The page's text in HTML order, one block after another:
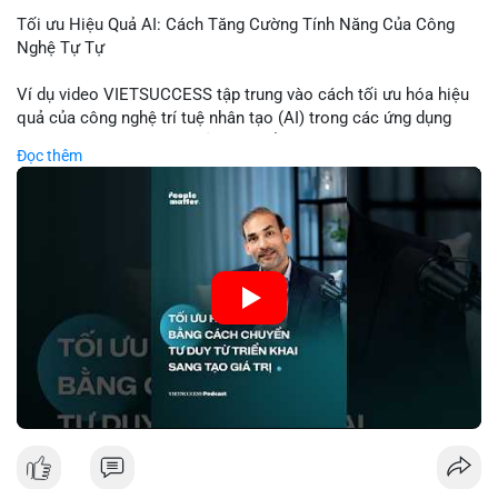
Tối ưu Hiệu Quả AI: Cách Tăng Cường Tính Năng Của Công
Nghệ Tự Tự
Ví dụ video VIETSUCCESS tập trung vào cách tối ưu hóa hiệu
quả của công nghệ trí tuệ nhân tạo (AI) trong các ứng dụng
đoán xu hướng thị trường, và tự động hóa quy trình trong lĩnh
vực tài chính và crypto. Bài đăng nhấn mạnh vai trò của AI
trong việc giảm thiểu sai lầm, tăng tốc độ xử lý, và hỗ trợ quyết
định dựa trên dữ liệu. Điều này đặc biệt quan trọng trong thời
kỳ phát triển nhanh chóng của ngành crypto, nơi tính chính xác
và tốc độ là yếu tố quyết định.
🎥 Xem video trực tiếp tại:
Nguồn: VIETSUCCESS
Đọc thêm